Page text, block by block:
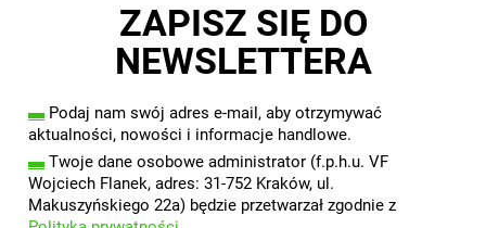
ZAPISZ SIĘ DO
NEWSLETTERA
▬ Podaj nam swój adres e-mail, aby otrzymywać
aktualności, nowości i informacje handlowe.
▬ Twoje dane osobowe administrator (f.p.h.u. VF
Wojciech Flanek, adres: 31-752 Kraków, ul.
Makuszyńskiego 22a) będzie przetwarzał zgodnie z